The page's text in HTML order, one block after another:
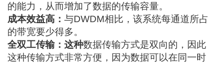
的能力，从而增加了数据的传输容量。
成本效益高：与DWDM相比，该系统每通道所占
的带宽要少得多。
全双工传输：这种数据传输方式是双向的，因此
这种传输方式非常方便，因为数据可以在同一时